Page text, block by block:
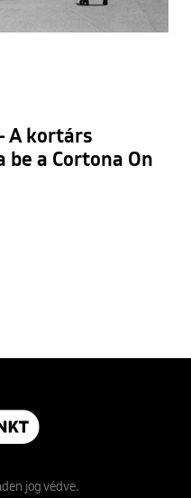
A kortárs
a Cortona On
jog védve.